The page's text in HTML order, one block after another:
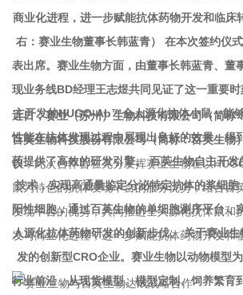
近日，赛业（苏州）生物科技有限公司（简称
百英生物科技股份有限公司（简称：百英生物
议，此次合作旨在充分发挥赛业生物在以
鼠为特色的抗体发现平台的服务优势，结合百
发现平台的优势，共同推进全人源化抗体鼠和
发与商业化进程，进一步赋能抗体药物开发和